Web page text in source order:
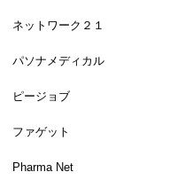
ネットワーク２１
パソナメディカル
ピージョブ
ファゲット
Pharma Net